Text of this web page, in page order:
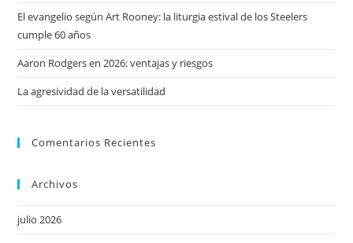
El evangelio según Art Rooney: la liturgia estival de los Steelers
cumple 60 años
Aaron Rodgers en 2026: ventajas y riesgos
La agresividad de la versatilidad
Comentarios Recientes
Archivos
julio 2026